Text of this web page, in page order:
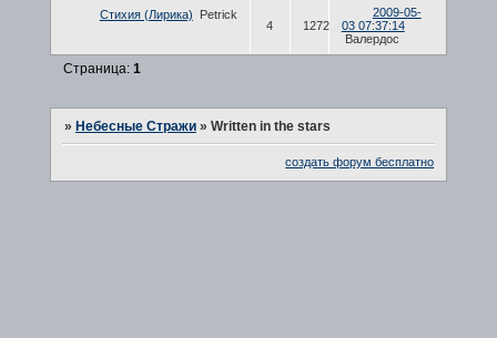
Стихия (Лирика)
Petrick
4
1272
2009-05-
03 07:37:14
Валердос
Страница: 1
» Небесные Стражи » Written in the stars
создать форум бесплатно